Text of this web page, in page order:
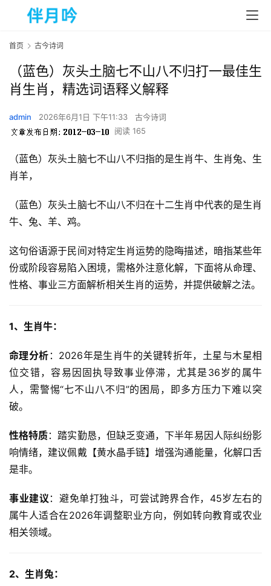
首页 古今诗词
（蓝色）灰头土脑七不山八不归打一最佳生
肖生肖，精选词语释义解释
admin 2026年6月1日 下午11:33
古今诗词
阅读 165
（蓝色）灰头土脑七不山八不归指的是生肖牛、生肖兔、生
肖羊，
（蓝色）灰头土脑七不山八不归在十二生肖中代表的是生肖
牛、兔、羊、鸡。
这句俗语源于民间对特定生肖运势的隐晦描述，暗指某些年
份或阶段容易陷入困境，需格外注意化解，下面将从命理、
性格、事业三方面解析相关生肖的运势，并提供破解之法。
1、生肖牛：
命理分析 ：2026年是生肖牛的关键转折年，土星与木星相
位交错，容易因固执导致事业停滞，尤其是36岁的属牛
人，需警惕“七不山八不归”的困局，即多方压力下难以突
破。
性格特质：踏实勤恳，但缺乏变通，下半年易因人际纠纷影
响情绪，建议佩戴【黄水晶手链】增强沟通能量，化解口舌
是非。
事业建议 ：避免单打独斗，可尝试跨界合作，45岁左右的
属牛人适合在2026年调整职业方向，例如转向教育或农业
相关领域。
2、生肖兔：